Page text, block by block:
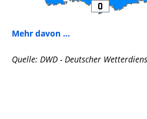
Mehr davon ...
Quelle: DWD - Deutscher